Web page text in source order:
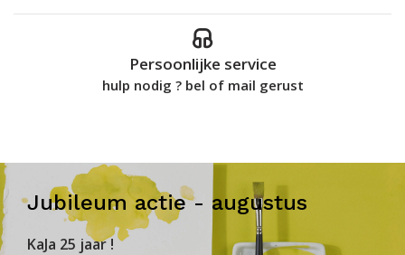
Persoonlijke service
hulp nodig ? bel of mail gerust
Jubileum actie - augustus
KaJa 25 jaar !